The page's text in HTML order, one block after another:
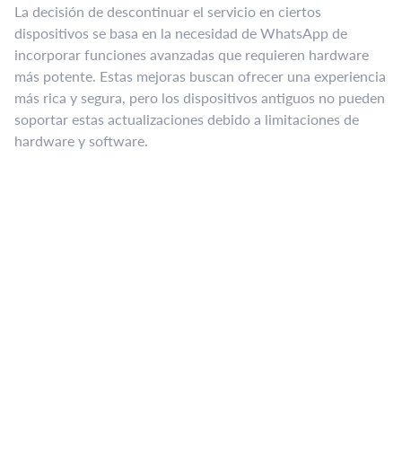
La decisión de descontinuar el servicio en ciertos
dispositivos se basa en la necesidad de WhatsApp de
incorporar funciones avanzadas que requieren hardware
más potente. Estas mejoras buscan ofrecer una experiencia
más rica y segura, pero los dispositivos antiguos no pueden
soportar estas actualizaciones debido a limitaciones de
hardware y software.